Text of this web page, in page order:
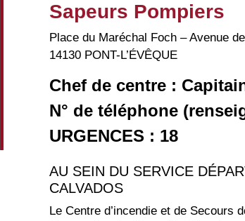
Sapeurs Pompiers
Place du Maréchal Foch – Avenue
14130 PONT-L’ÉVÊQUE
Chef de centre :
N° de téléphone
URGENCES : 18
AU SEIN DU SERVICE
CALVADOS
Le Centre d’incendie et de Secours